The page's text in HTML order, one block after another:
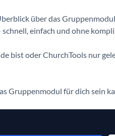
über das
einfach und ohne
bist oder ChurchTools nur
Gruppenmodul für dich sein